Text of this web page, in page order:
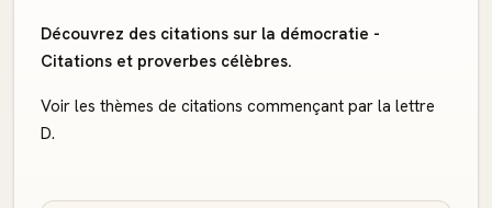
Découvrez des citations sur la démocratie -
Citations et proverbes célèbres.
Voir les thèmes de citations commençant par la lettre
D.